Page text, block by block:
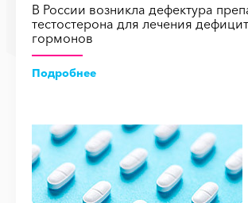
В России возникла дефектура
тестостерона для лечения
гормонов
Подробнее